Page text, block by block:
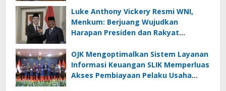
Luke Anthony Vickery Resmi WNI,
Menkum: Berjuang Wujudkan
Harapan Presiden dan Rakyat
OJK Mengoptimalkan Sistem Layanan
Informasi Keuangan SLIK Memperluas
Akses Pembiayaan Pelaku Usaha